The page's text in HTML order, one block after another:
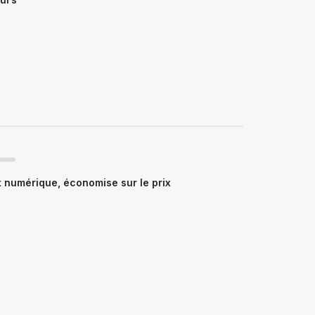
économise sur le prix